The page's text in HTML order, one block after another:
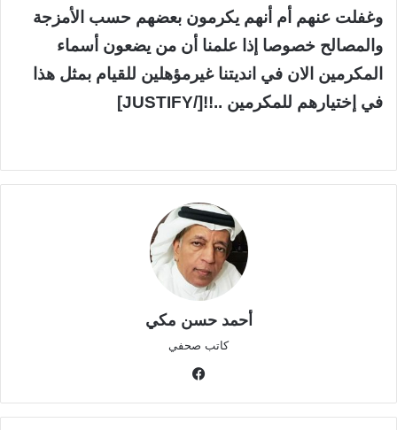
وغفلت عنهم أم أنهم يكرمون بعضهم حسب الأمزجة
والمصالح خصوصا إذا علمنا أن من يضعون أسماء
المكرمين الان في انديتنا غيرمؤهلين للقيام بمثل هذا
في إختيارهم للمكرمين ..!![/JUSTIFY]
أحمد حسن مكي
كاتب صحفي
وك